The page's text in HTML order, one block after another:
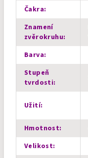
Čakra:
Znamení
zvěrokruhu:
Barva:
Stupeň
tvrdosti:
Užití:
Hmotnost:
Velikost: